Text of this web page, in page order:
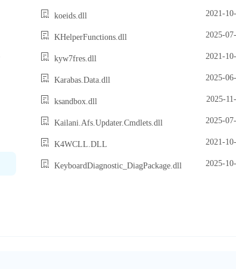
koeids.dll 2021-
KHelperFunctions.dll 2025-
kyw7fres.dll 2021-
Karabas.Data.dll 2025-
ksandbox.dll 2025-
Kailani.Afs.Updater.Cmdlets.dll 2025-
K4WCLL.DLL 2021-
KeyboardDiagnostic_DiagPackage.dll 2025-